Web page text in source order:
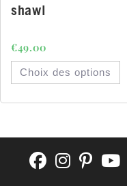
shawl
€49.00
Choix des options